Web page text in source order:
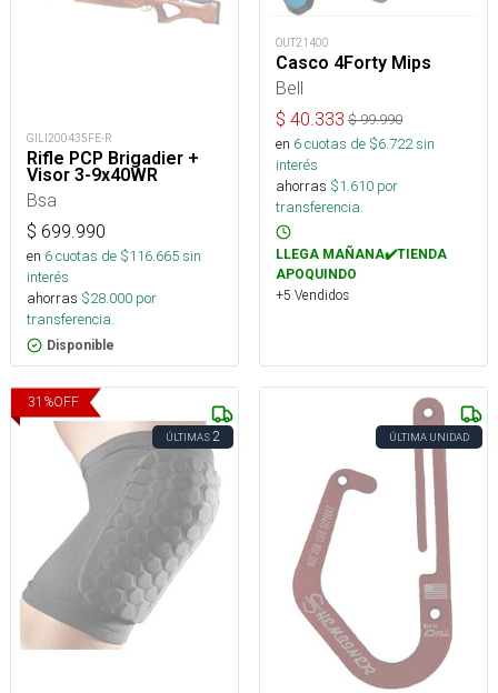
GILI200435FE-R
Rifle PCP Brigadier +
Visor 3-9x40WR
Bsa
$ 699.990
en 6cuotas de $116.665sin
interés
ahorras $28.000 por
transferencia.
Disponible
OUT21400
Casco 4Forty Mips
Bell
$ 40.333 $99.990
en 6cuotas de $6.722sin
interés
ahorras $1.610 por
transferencia.
LLEGA MAÑANA✔️TIENDA
APOQUINDO
+5 Vendidos
31 %OFF
ÚLTIMAS2 ÚLTIMA UNIDAD